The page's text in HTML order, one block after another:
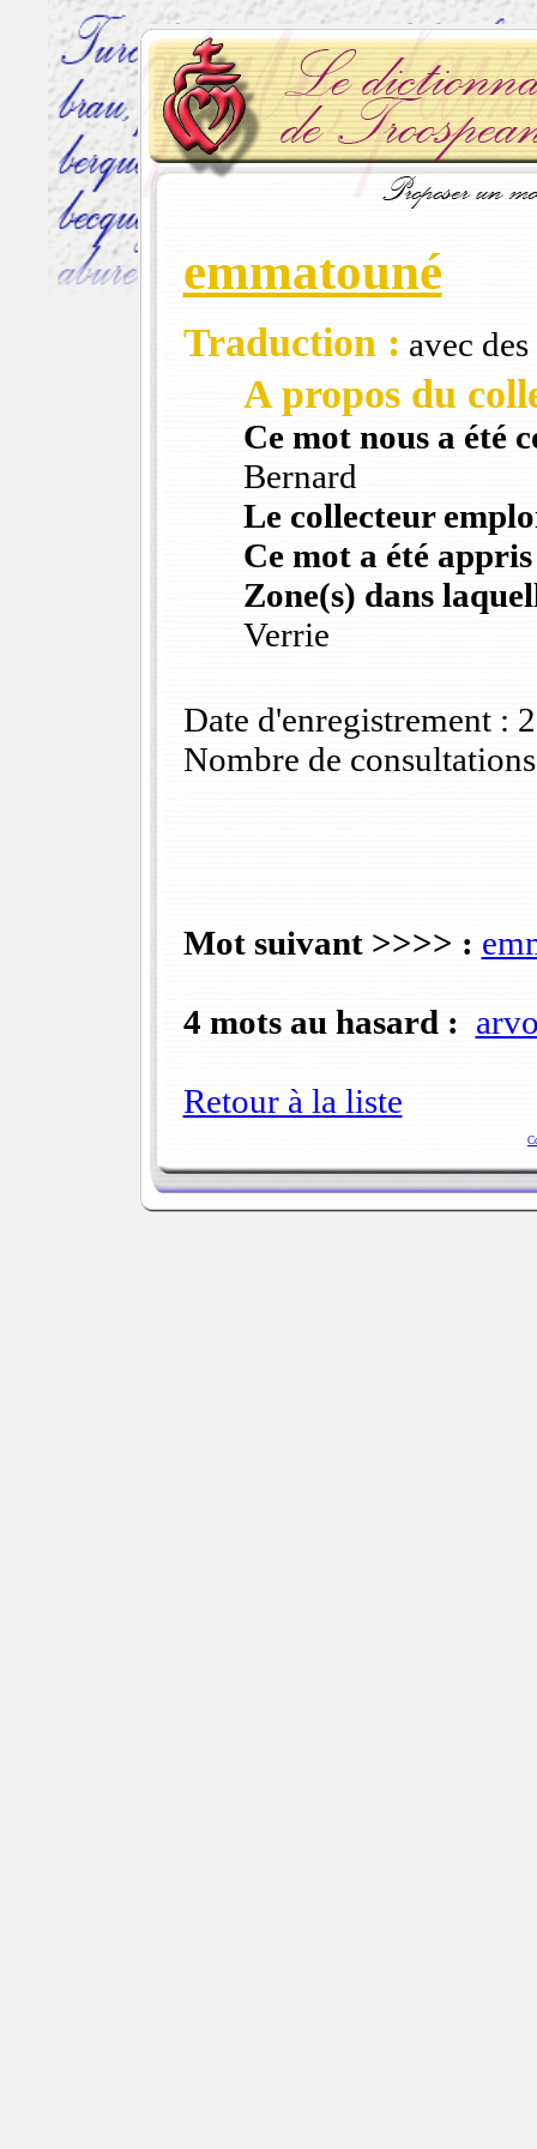
emmatouné
Traduction : avec
A propos du
Ce mot nous a été
Bernard
Le collecteur
Ce mot a été
Zone(s) dans
Verrie
Date d'enregistrement :
Nombre de
Mot suivant >>>> :
4 mots au hasard :
Retour à la liste